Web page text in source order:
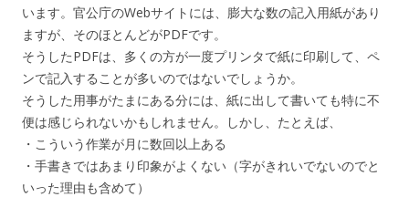
います。官公庁のWebサイトには、膨大な数の記入用紙があり
ますが、そのほとんどがPDFです。
そうしたPDFは、多くの方が一度プリンタで紙に印刷して、ペ
ンで記入することが多いのではないでしょうか。
そうした用事がたまにある分には、紙に出して書いても特に不
便は感じられないかもしれません。しかし、たとえば、
・こういう作業が月に数回以上ある
・手書きではあまり印象がよくない（字がきれいでないのでと
いった理由も含めて）